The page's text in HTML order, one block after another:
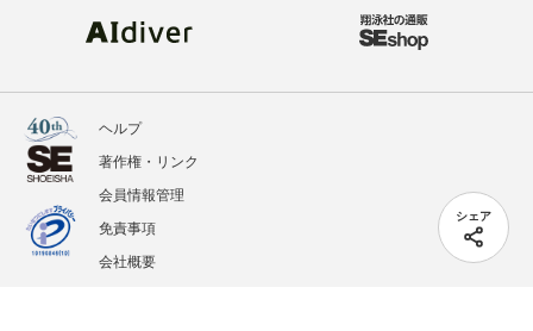
シェア
ヘルプ
著作権・リンク
会員情報管理
免責事項
会社概要